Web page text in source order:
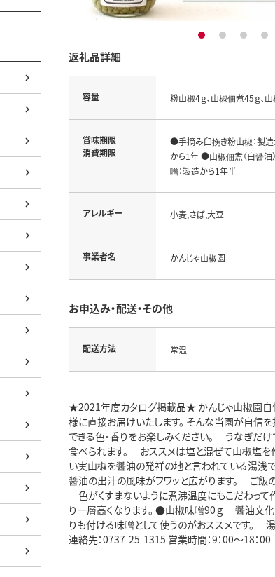
1 2 3 4
返礼品詳細
容量 粉山椒4ｇ、山椒佃煮45ｇ、
賞味期限
消費期限
●手摘み臼挽き粉山椒：製
から1年 ●山椒佃煮（白醤油
噌：製造から1年半
アレルギー 小麦,さば,大豆
事業者名 かんじゃ山椒園
お申込み・配送・その他
配送方法 常温
★2021年度カタログ掲載品★ かんじゃ山椒園自
様に直接お届けいたします。 そんな当園が自
できる色・香りをお楽しみください。 うなぎだけ
食べられます。 おススメは塩と混ぜて山椒塩
い実山椒を醤油の発祥の地と言われている湯浅
醤油の出汁の風味がフワッと広がります。 ご飯
色がくすまないように煮沸温度にもこだわって
り一層高くなります。 ●山椒味噌90ｇ 醤油文
りも付ける味噌として使うのがおススメです。 湯
連絡先：0737-25-1315 営業時間：9：00～18：00